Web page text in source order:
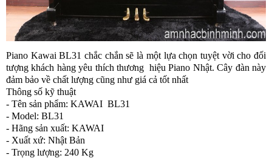
Piano Kawai BL31 chắc chắn sẽ là một lựa chọn tuyệt vời cho đối
tượng khách hàng yêu thích thương hiệu Piano Nhật. Cây đàn này
đảm bảo về chất lượng cũng như giá cả tốt nhất
Thông số kỹ thuật
- Tên sản phẩm: KAWAI BL31
- Model: BL31
- Hãng sản xuất: KAWAI
- Xuất xứ: Nhật Bản
- Trọng lượng: 240 Kg